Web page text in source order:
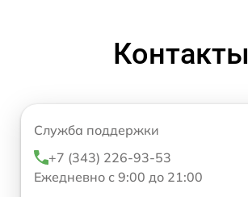
Контакты
Служба поддержки
+7 (343) 226-93-53
Ежедневно с 9:00 до 21:00